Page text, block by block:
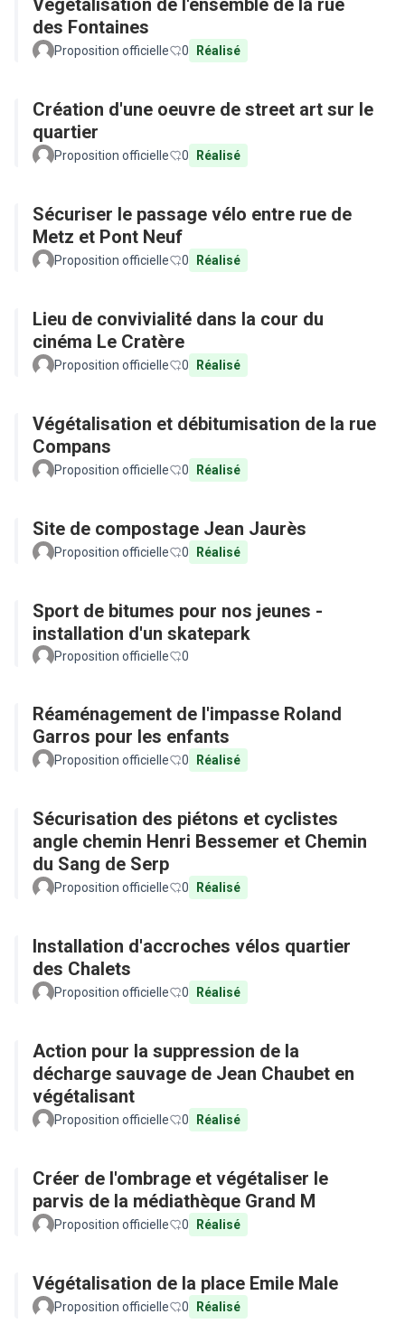
Végétalisation de l'ensemble de la rue
des Fontaines
Proposition officielle 0 Réalisé
Création d'une oeuvre de street art sur le
quartier
Proposition officielle 0 Réalisé
Sécuriser le passage vélo entre rue de
Metz et Pont Neuf
Proposition officielle 0 Réalisé
Lieu de convivialité dans la cour du
cinéma Le Cratère
Proposition officielle 0 Réalisé
Végétalisation et débitumisation de la rue
Compans
Proposition officielle 0 Réalisé
Site de compostage Jean Jaurès
Proposition officielle 0 Réalisé
Sport de bitumes pour nos jeunes -
installation d'un skatepark
Proposition officielle 0
Réaménagement de l'impasse Roland
Garros pour les enfants
Proposition officielle 0 Réalisé
Sécurisation des piétons et cyclistes
angle chemin Henri Bessemer et Chemin
du Sang de Serp
Proposition officielle 0 Réalisé
Installation d'accroches vélos quartier
des Chalets
Proposition officielle 0 Réalisé
Action pour la suppression de la
décharge sauvage de Jean Chaubet en
végétalisant
Proposition officielle 0 Réalisé
Créer de l'ombrage et végétaliser le
parvis de la médiathèque Grand M
Proposition officielle 0 Réalisé
Végétalisation de la place Emile Male
Proposition officielle 0 Réalisé